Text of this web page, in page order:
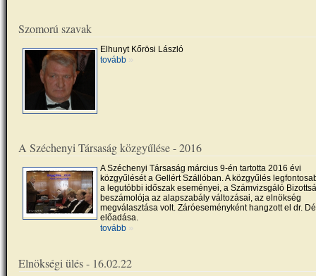
Szomorú szavak
Elhunyt Kőrösi László
tovább »
A Széchenyi Társaság közgyűlése - 2016
A Széchenyi Társaság március 9-én tartotta 2016 évi
közgyűlését a Gellért Szállóban. A közgyűlés
a legutóbbi időszak eseményei, a Számvizsgáló
beszámolója az alapszabály változásai, az elnökség
megválasztása volt. Záróeseményként hangzott el dr.
előadása.
tovább »
Elnökségi ülés - 16.02.22